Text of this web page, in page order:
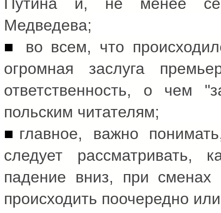
Медведева;
■ во всем, что
огромная заслуга
ответственность, о чем
польским читателям;
■ главное, важно
следует рассматривать,
падение вниз, при
происходить поочередно